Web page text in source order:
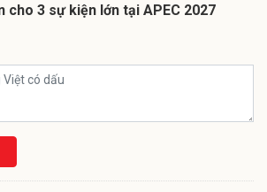
cho 3 sự kiện lớn tại APEC 2027